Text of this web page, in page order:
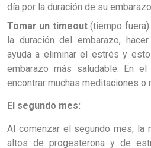
día por la duración de su
Tomar un timeout(tiempo
la duración del embarazo,
ayuda a eliminar el estrés y
embarazo más saludable. En
encontrar muchas meditaciones o
El segundo mes:
Al comenzar el segundo mes, la
altos de progesterona y de